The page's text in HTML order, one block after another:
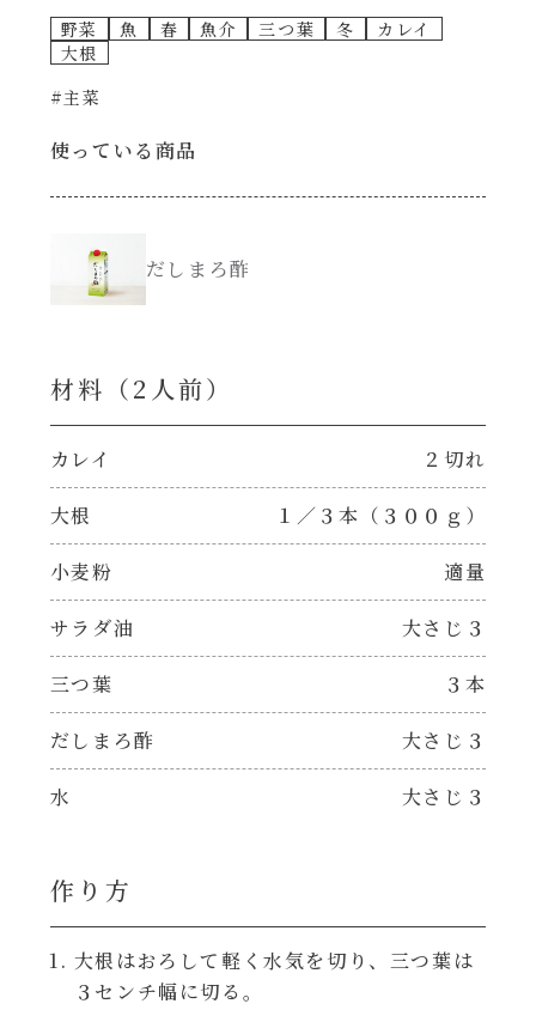
ごはんもの
スープ
肉ピクキノピク
鍋
グラタン/ドリア
シャンタン粉末（シャンタンチーズニングを
含む）
パウチのまんまシリーズ
シャンタン鍋
おもてなし
創味のつゆ
創味のつゆ減塩
京の和風だし
すき焼のたれ
焼肉のたれ 初代
焼肉のたれ 二代目
やみつききゃべつの塩たれ
聖護院かぶらのもみじおろしぽん酢
ハコネーゼ 完熟トマト
野菜 魚 春 魚介 三つ葉 冬
カレイ
大根
#主菜
使っている商品
だしまろ酢
材料（2⼈前）
カレイ ２切れ
大根 １／３本（３００ｇ）
小麦粉 適量
サラダ油 大さじ３
三つ葉 ３本
だしまろ酢 大さじ３
水 大さじ３
作り方
大根はおろして軽く水気を切り、三つ葉は
３センチ幅に切る。